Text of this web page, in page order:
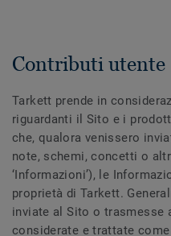
Contributi utente
Tarkett prende in
riguardanti il Sito e i
che, qualora venissero
note, schemi, concetti o
‘Informazioni’), le
proprietà di Tarkett.
inviate al Sito o trasmesse
considerate e trattate